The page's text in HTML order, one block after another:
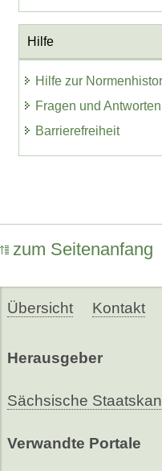
Hilfe
Hilfe zur
Fragen und Antworten
Barrierefreiheit
zum Seitenanfang
Übersicht Kontakt
Herausgeber
Sächsische
Verwandte Portale